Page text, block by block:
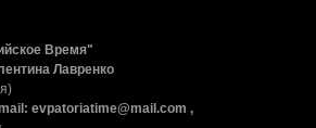
Время"
Лавренко
evpatoriatime@mail.com ,